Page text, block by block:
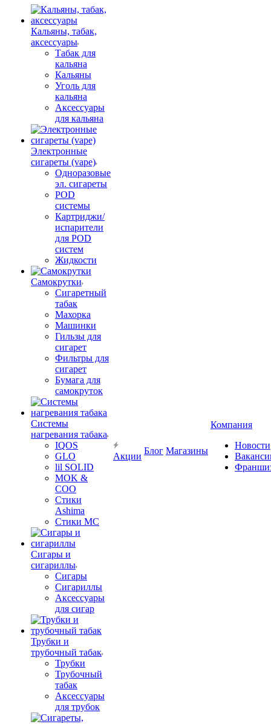
Кальяны, табак,
аксессуары
Табак для
кальяна
Кальяны
Уголь для
кальяна
Аксессуары
для кальяна
Электронные
сигареты (vape)
Одноразовые
эл. сигареты
POD
системы
Картриджи/
испарители
для POD
систем
Жидкости
Самокрутки
Сигаретный
табак
Махорка
Машинки
Гильзы для
сигарет
Фильтры для
сигарет
Бумага для
самокруток
Системы
нагревания табака
IQOS
GLO
lil SOLID
MOK &
COO
Стики
Ashima
Стики MC
Сигары и
сигариллы
Сигары
Сигариллы
Аксессуары
для сигар
Трубки и
трубочный табак
Трубки
Трубочный
табак
Аксессуары
для трубок
Акции
Блог Магазины
Компания
Новости